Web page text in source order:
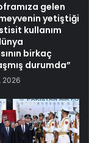
gelen
yetiştiği
kullanım
birkaç
durumda”
2026